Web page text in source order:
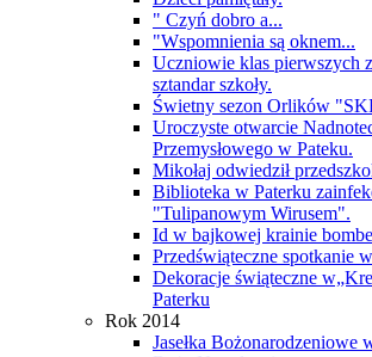
" Czyń dobro a...
"Wspomnienia są oknem...
Uczniowie klas pierwszych
sztandar szkoły.
Świetny sezon Orlików
Uroczyste otwarcie
Przemysłowego w Pateku.
Mikołaj odwiedził
Biblioteka w Paterku
"Tulipanowym Wirusem".
Id w bajkowej krainie
Przedświąteczne spotkanie
Dekoracje świąteczne
Paterku
Rok 2014
Jasełka Bożonarodzeniowe